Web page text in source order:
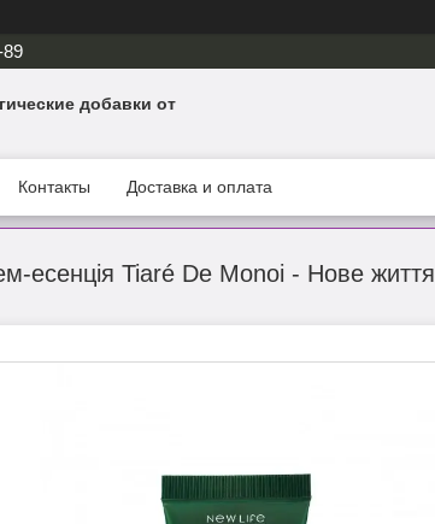
89
добавки от
Контакты Доставка и оплата
есенція Tiaré De Monoi - Нове життя